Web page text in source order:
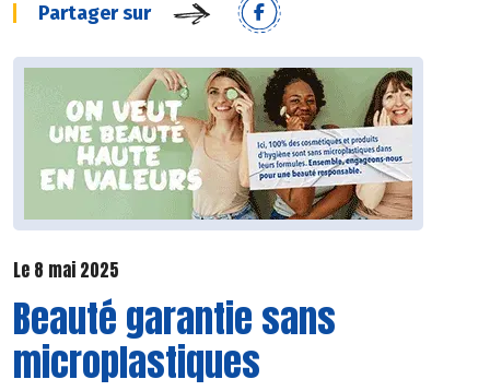
Partager sur
Le 8 mai 2025
Beauté garantie sans
microplastiques